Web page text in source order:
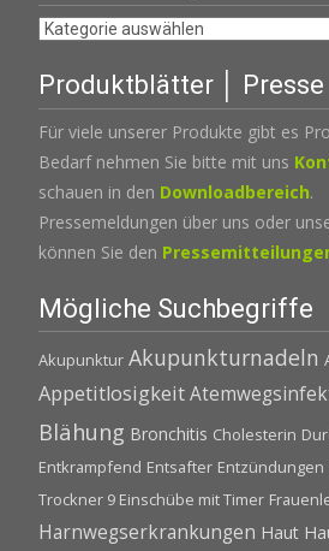
Produktblätter │ Presse
Für viele unserer Produkte gibt es
Bedarf nehmen Sie bitte mit uns
schauen in den Downloadbereich.
Pressemeldungen über uns oder
können Sie den
Mögliche Suchbegriffe
Akupunktur Akupunkturnadeln
Appetitlosigkeit
Blähung Bronchitis Cholesterin
Entkrampfend Entsafter Entzündungen
Trockner 9 Einschübe mit Timer
Harnwegserkrankungen Haut